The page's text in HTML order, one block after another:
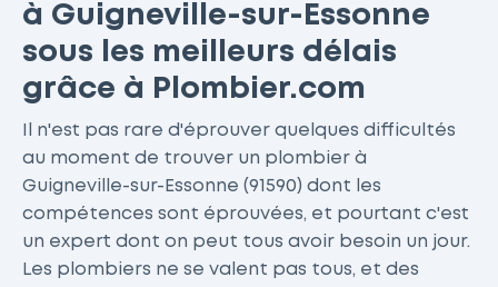
à Guigneville-sur-Essonne
sous les meilleurs délais
grâce à Plombier.com
Il n'est pas rare d'éprouver quelques difficultés
au moment de trouver un plombier à
Guigneville-sur-Essonne (91590) dont les
compétences sont éprouvées, et pourtant c'est
un expert dont on peut tous avoir besoin un jour.
Les plombiers ne se valent pas tous, et des